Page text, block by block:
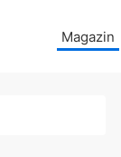
Magazin